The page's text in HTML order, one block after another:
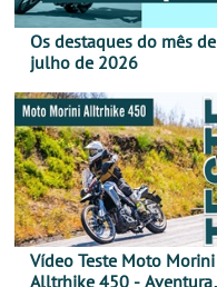
Os destaques do mês de
julho de 2026
Vídeo Teste Moto Morini
Alltrhike 450 - Aventura